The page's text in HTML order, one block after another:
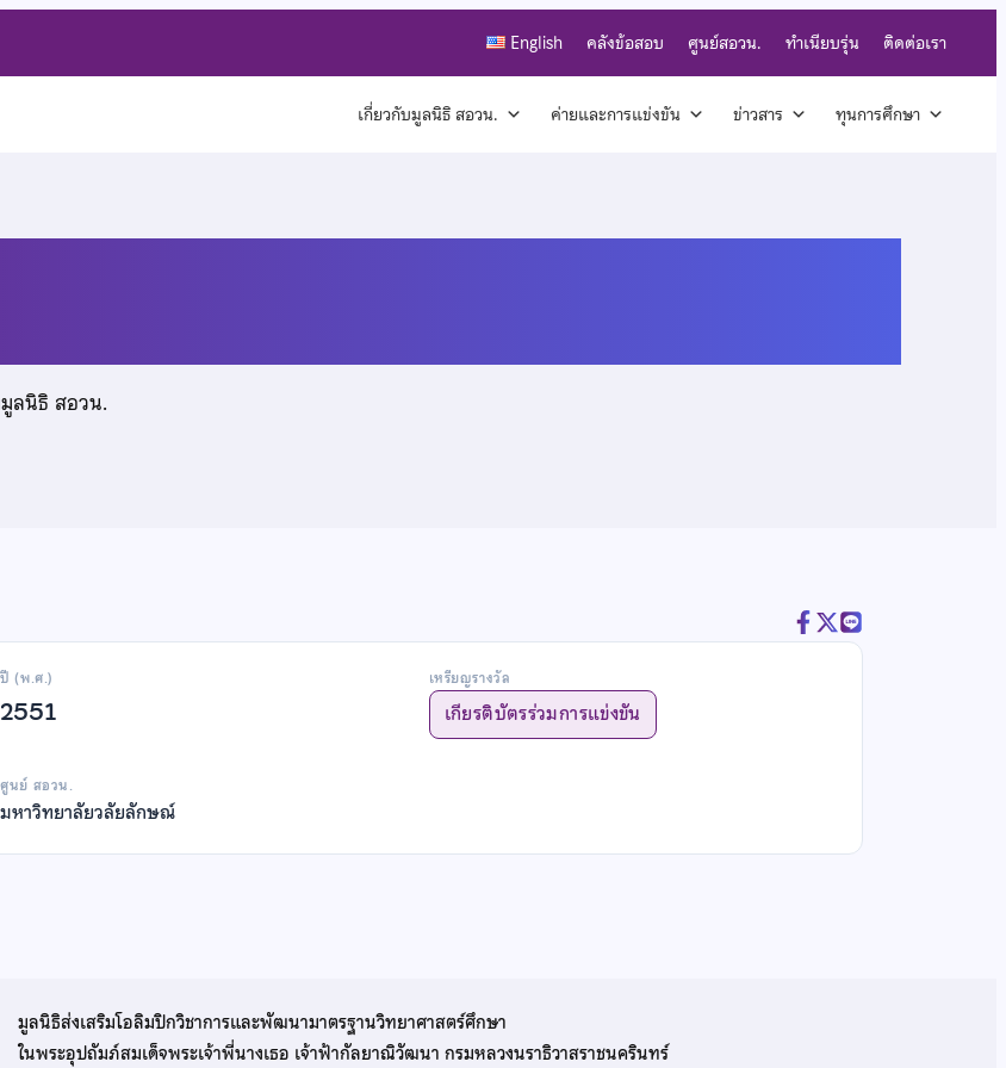
English คลังข้อสอบ ศูนย์สอวน. ทำเนียบรุ่น ติดต่อเรา
เกี่ยวกับมูลนิธิ สอวน. ค่ายและการแข่งขัน ข่าวสาร ทุนการศึกษา
ลนิธิ สอวน.
ปี (พ.ศ.)
2551
เหรียญรางวัล
เกียรติบัตรร่วมการแข่งขัน
ศูนย์ สอวน.
มหาวิทยาลัยวลัยลักษณ์
มูลนิธิส่งเสริมโอลิมปิกวิชาการและพัฒนามาตรฐานวิทยาศาสตร์ศึกษา
ในพระอุปถัมภ์สมเด็จพระเจ้าพี่นางเธอ เจ้าฟ้ากัลยาณิวัฒนา กรมหลวงนราธิวาสราชนครินทร์